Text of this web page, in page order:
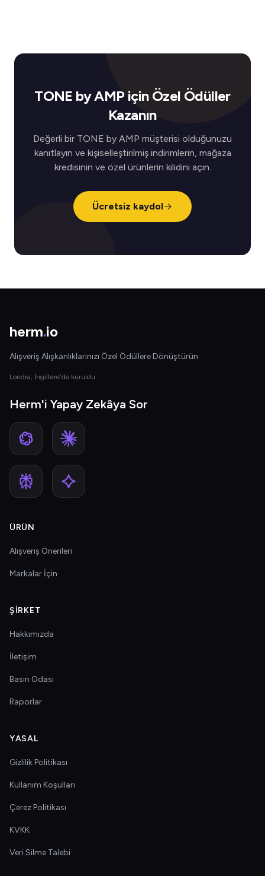
TONE by AMP için Özel Ödüller
Kazanın
Değerli bir TONE by AMP müşterisi olduğunuzu
kanıtlayın ve kişiselleştirilmiş indirimlerin, mağaza
kredisinin ve özel ürünlerin kilidini açın.
Ücretsiz kaydol
herm.io
Alışveriş Alışkanlıklarınızı Özel Ödüllere Dönüştürün
Londra, İngiltere'de kuruldu
Herm'i Yapay Zekâya Sor
ÜRÜN
Alışveriş Önerileri
Markalar İçin
ŞIRKET
Hakkımızda
İletişim
Basın Odası
Raporlar
YASAL
Gizlilik Politikası
Kullanım Koşulları
Çerez Politikası
KVKK
Veri Silme Talebi